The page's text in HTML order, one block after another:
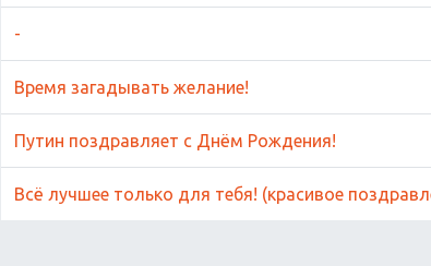
-
Время загадывать желание!
Путин поздравляет с Днём Рождения!
Всё лучшее только для тебя! (красивое